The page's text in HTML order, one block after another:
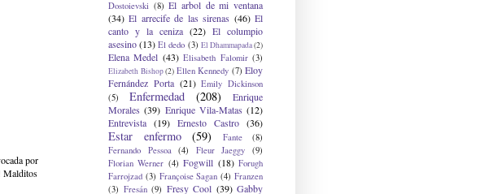
por
Malditos
Dostoievski (8) El arbol de mi ventana
(34) El arrecife de las sirenas (46) El
canto y la ceniza (22) El columpio
asesino(13) El dedo (3) El Dhammapada(2)
Elena Medel (43) Elisabeth Falomir (3)
Elizabeth Bishop(2) Ellen Kennedy (7) Eloy
Fernández Porta (21) Emily Dickinson
(5)
Enfermedad (208)
Enrique
Morales (39) Enrique Vila-Matas (12)
Entrevista (19) Ernesto Castro (36)
Estar enfermo (59) Fante
(8)
Fernando Pessoa
(4) Fleur Jaeggy
(9)
Florian Werner (4) Fogwill (18) Forugh
Farrojzad (3) Françoise Sagan (4) Franzen
(3) Fresán (9) Fresy Cool (39) Gabby